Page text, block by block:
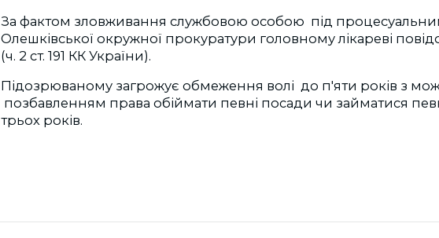
За фактом зловживання службовою особою під
Олешківської окружної прокуратури головному лікареві
(ч. 2 ст. 191 КК України).
Підозрюваному загрожує обмеження волі до п'яти років з
позбавленням права обіймати певні посади чи займатися
трьох років.